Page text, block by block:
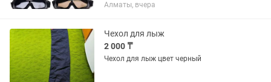
удобные(цена качества)Используются
работе...
Алматы, вчера
Чехол для лыж
2 000 ₸
Чехол для лыж цвет черный